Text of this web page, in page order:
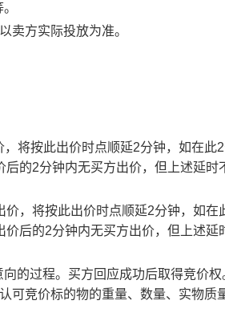
卖方实际投放为准。
将按此出价时点顺延2分钟，如在此
的2分钟内无买方出价，但上述延时
，将按此出价时点顺延2分钟，如在
后的2分钟内无买方出价，但上述延
的过程。买方回应成功后取得竞价权
可竞价标的物的重量、数量、实物质